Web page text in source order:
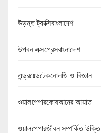
উড়ন্ত ট্যাক্সিবাংলাদেশ
উপবন এক্সপ্রেসবাংলাদেশ
এন্ড্রয়েডটেকনোলজি ও বিজ্ঞান
ওয়ালপেপারকোরআনের আয়াত
ওয়ালপেপারজীবন সম্পর্কিত উক্তি